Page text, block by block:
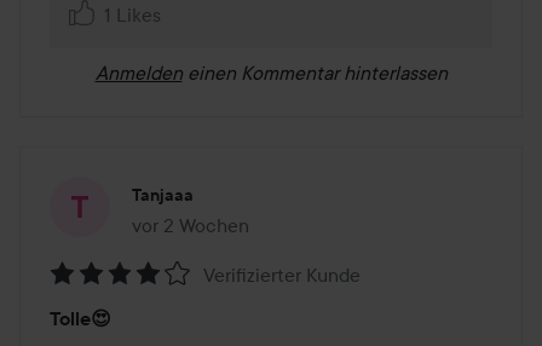
1 Likes
Anmelden einen Kommentar hinterlassen
Tanjaaa
vor 2 Wochen
Der Beitrag wurde vor 2 Wochen erstellt
4
Verifizierter Kunde
Tolle😍